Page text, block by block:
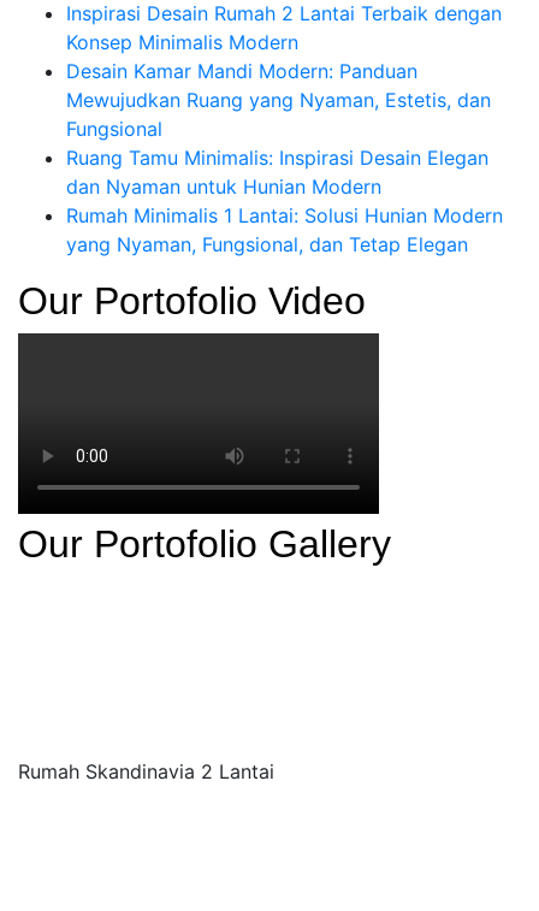
Inspirasi Desain Rumah 2 Lantai Terbaik dengan
Konsep Minimalis Modern
Desain Kamar Mandi Modern: Panduan
Mewujudkan Ruang yang Nyaman, Estetis, dan
Fungsional
Ruang Tamu Minimalis: Inspirasi Desain Elegan
dan Nyaman untuk Hunian Modern
Rumah Minimalis 1 Lantai: Solusi Hunian Modern
yang Nyaman, Fungsional, dan Tetap Elegan
Our Portofolio Video
Our Portofolio Gallery
Rumah Skandinavia 2 Lantai